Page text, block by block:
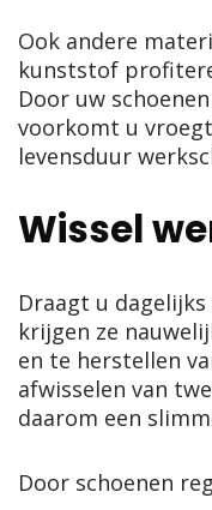
Ook andere
kunststof
Door uw
voorkomt u
levensduur
Wissel
Draagt u dagelijks
krijgen ze
en te herstellen
afwisselen van
daarom een
Door schoenen